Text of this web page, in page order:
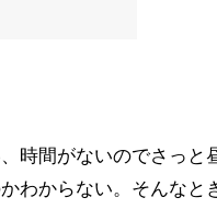
時間がないのでさっと
わからない。そんなと